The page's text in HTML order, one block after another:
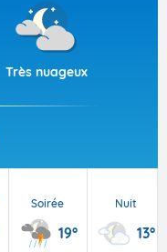
Très nuageux
Soirée
19°
Nuit
13°